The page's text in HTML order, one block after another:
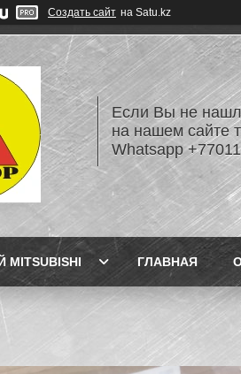
Создать сайт на Satu.kz
Если Вы не
на нашем сайте
Whatsapp
ГЛАВНАЯ